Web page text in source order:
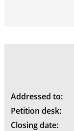
Addressed to:
Petition desk:
Closing date: